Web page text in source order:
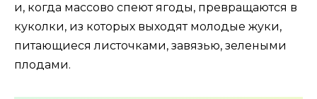
и, когда массово спеют ягоды, превращаются в
куколки, из которых выходят молодые жуки,
питающиеся листочками, завязью, зелеными
плодами.